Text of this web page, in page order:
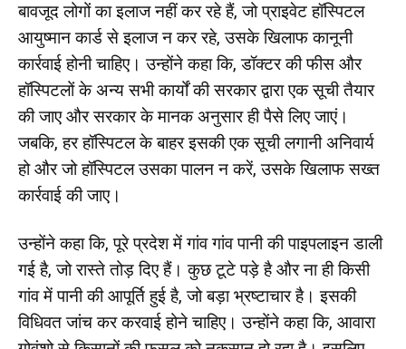
बावजूद लोगों का इलाज नहीं कर रहे हैं, जो प्राइवेट हॉस्पिटल
आयुष्मान कार्ड से इलाज न कर रहे, उसके खिलाफ कानूनी
कार्रवाई होनी चाहिए। उन्होंने कहा कि, डॉक्टर की फीस और
हॉस्पिटलों के अन्य सभी कार्यों की सरकार द्वारा एक सूची तैयार
की जाए और सरकार के मानक अनुसार ही पैसे लिए जाएं।
जबकि, हर हॉस्पिटल के बाहर इसकी एक सूची लगानी अनिवार्य
हो और जो हॉस्पिटल उसका पालन न करें, उसके खिलाफ सख्त
कार्रवाई की जाए।
उन्होंने कहा कि, पूरे प्रदेश में गांव गांव पानी की पाइपलाइन डाली
गई है, जो रास्ते तोड़ दिए हैं। कुछ टूटे पड़े है और ना ही किसी
गांव में पानी की आपूर्ति हुई है, जो बड़ा भ्रष्टाचार है। इसकी
विधिवत जांच कर करवाई होने चाहिए। उन्होंने कहा कि, आवारा